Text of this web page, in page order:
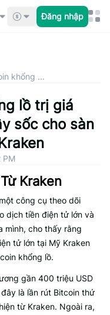
Đăng nhập
khổng ...
lồ trị giá
sốc cho sàn
PM
Kraken
công cụ theo dõi
dịch tiền điện tử lớn và
mình, cho thấy rằng
tử lớn tại Mỹ Kraken
khổng lồ.
gần 400 triệu USD
là lần rút Bitcoin thứ
từ Kraken. Ngoài ra,